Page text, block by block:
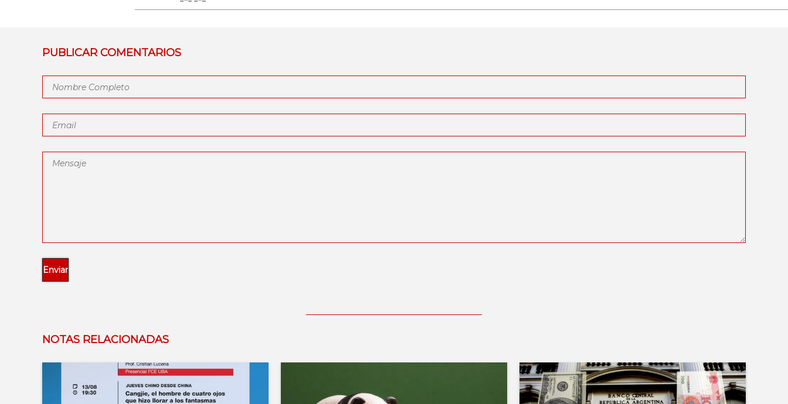
PUBLICAR COMENTARIOS
NOTAS RELACIONADAS